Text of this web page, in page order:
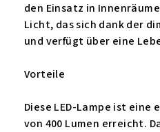
den Einsatz in
Licht, das sich dank der
und verfügt über eine
Vorteile
Diese LED-Lampe ist
von 400 Lumen erreicht.